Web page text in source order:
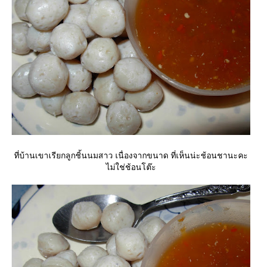
ที่บ้านเขาเรียกลูกชิ้นนมสาว เนื่องจากขนาด ที่เห็นน่ะช้อนชานะคะ
ไม่ใช่ช้อนโต๊ะ